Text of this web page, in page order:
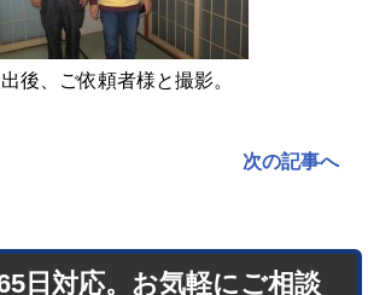
後、ご依頼者様と撮影。
次の記事へ
日対応。お気軽にご相談